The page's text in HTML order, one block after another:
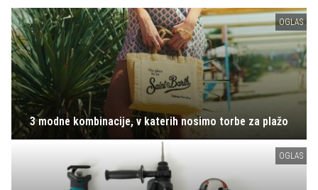
OGLAS
3 modne kombinacije, v katerih nosimo torbe za plažo
OGLAS